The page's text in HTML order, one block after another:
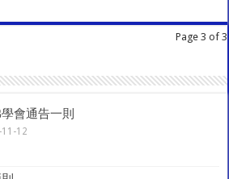
Page 3 of 3
會通告一則
12